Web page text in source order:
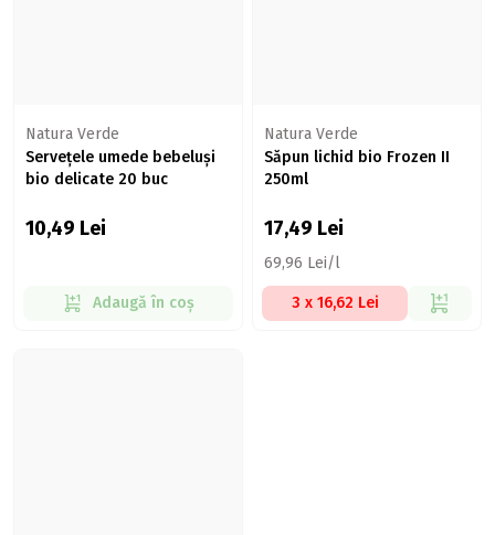
Natura Verde
Servețele umede bebeluși
bio delicate 20 buc
10,49 Lei
Adaugă în coș
Natura Verde
Săpun lichid bio Frozen II
250ml
17,49 Lei
69,96 Lei/l
3 x 16,62 Lei